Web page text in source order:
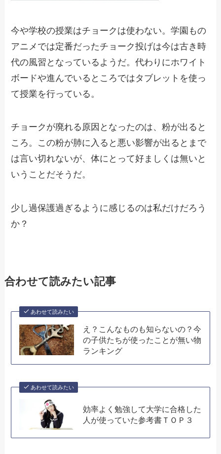
今や学校の授業はチョークは使わない。学園もの
アニメでは定番だったチョーク投げは今は古き時
代の風習となっているようだ。代わりにホワイト
ボードや進んでいるところではタブレットを使っ
て授業を行っている。
チョークが廃れる原因となったのは、粉が出ると
ころ。この粉が肺に入ると悪い影響が出るとまで
は言い切れないが、体にとって好ましくは無いと
いうことだそうだ。
少し過保護過ぎるように感じるのは私だけだろう
か？
合わせて読みたい記事
あわせて読みたい
え？こんなものも知らないの？今
の子供たちが使ったことが無い物
ランキング
あわせて読みたい
効率よく勉強して大学に合格した
人が使っていた参考書ＴＯＰ３